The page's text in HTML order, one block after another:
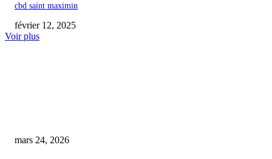
cbd saint maximin
février 12, 2025
Voir plus
mars 24, 2026